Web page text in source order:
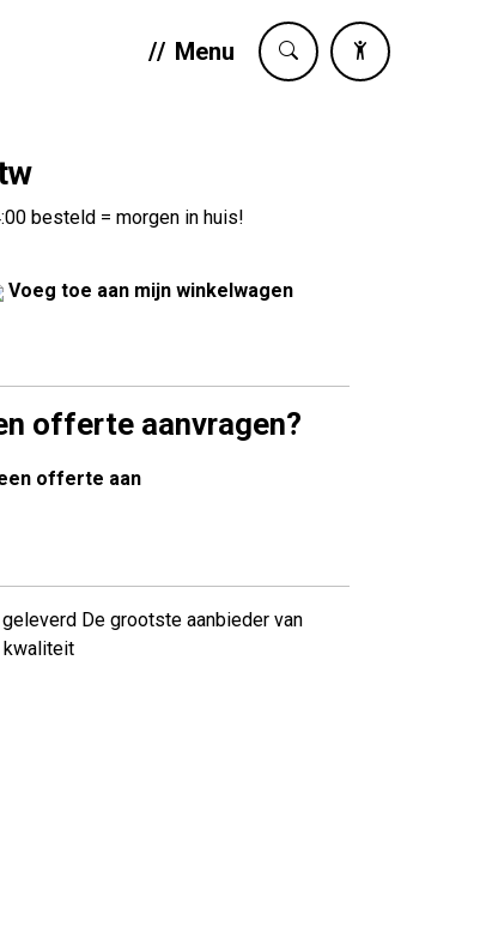
// Menu
besteld = morgen in huis!
Voeg toe aan mijn winkelwagen
offerte aanvragen?
offerte aan
geleverd De grootste aanbieder van
kwaliteit